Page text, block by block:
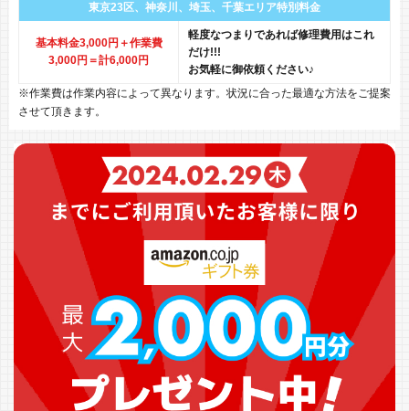
東京23区、神奈川、 埼玉、千葉エリア特別料金
基本料金3,000円＋作業費
3,000円 ＝計6,000円
軽度なつまりであれば修理費用はこれ
だけ!!!
お気軽に御依頼ください♪
※作業費は作業内容によって異なります。状況に合った最適な方法をご提案
させて頂きます。